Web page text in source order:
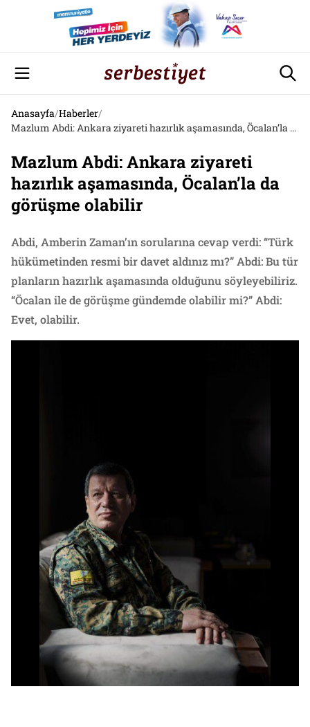
Anasayfa/Haberler/
Mazlum Abdi: Ankara ziyareti hazırlık aşamasında, Öcalan’la da görüşme olabilir
Mazlum Abdi: Ankara ziyareti
hazırlık aşamasında, Öcalan’la da
görüşme olabilir
Abdi, Amberin Zaman’ın sorularına cevap verdi: “Türk
hükümetinden resmi bir davet aldınız mı?” Abdi: Bu tür
planların hazırlık aşamasında olduğunu söyleyebiliriz.
“Öcalan ile de görüşme gündemde olabilir mi?” Abdi:
Evet, olabilir.